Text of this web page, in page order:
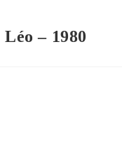
– 1980